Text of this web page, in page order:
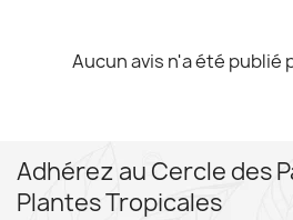
Aucun avis n'a été publié
Adhérez au Cercle des
Plantes Tropicales